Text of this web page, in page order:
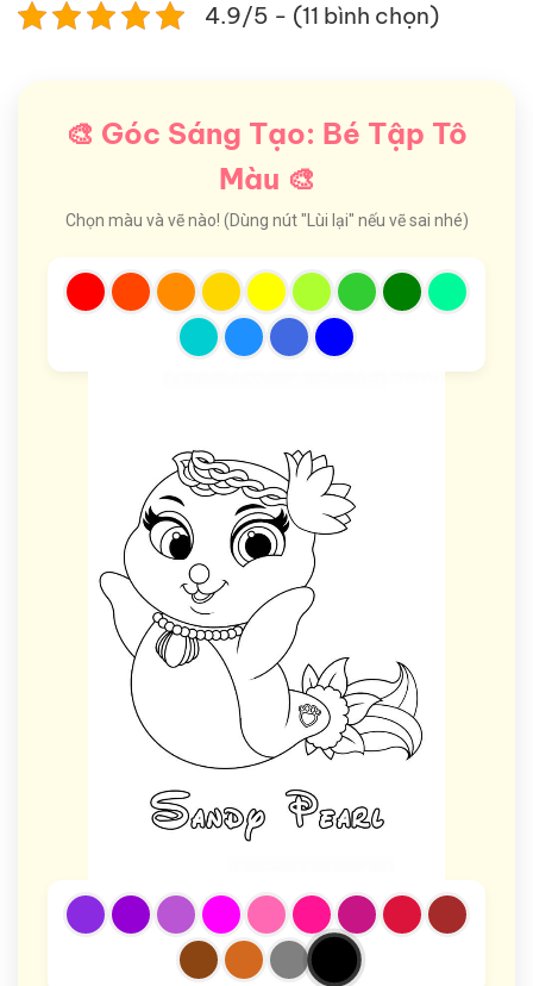
4.9/5 - (11 bình chọn)
🎨 Góc Sáng Tạo: Bé Tập Tô
Màu 🎨
Chọn màu và vẽ nào! (Dùng nút "Lùi lại" nếu vẽ sai nhé)